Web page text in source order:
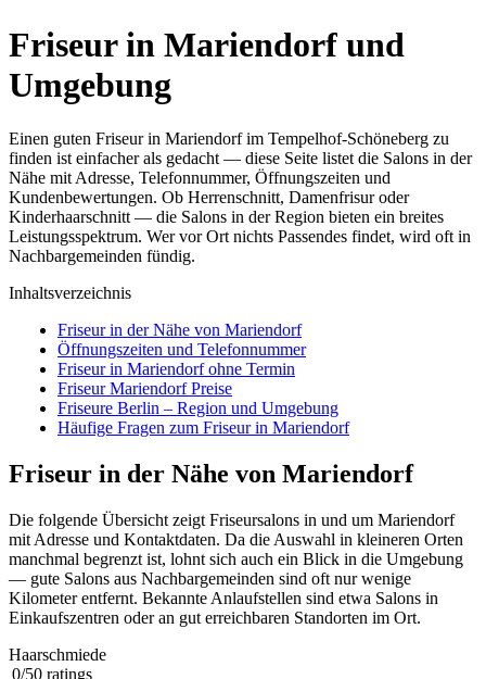
Friseur in Mariendorf und
Umgebung
Einen guten Friseur in Mariendorf im Tempelhof-Schöneberg zu
finden ist einfacher als gedacht — diese Seite listet die Salons in der
Nähe mit Adresse, Telefonnummer, Öffnungszeiten und
Kundenbewertungen. Ob Herrenschnitt, Damenfrisur oder
Kinderhaarschnitt — die Salons in der Region bieten ein breites
Leistungsspektrum. Wer vor Ort nichts Passendes findet, wird oft in
Nachbargemeinden fündig.
Inhaltsverzeichnis
Friseur in der Nähe von Mariendorf
Öffnungszeiten und Telefonnummer
Friseur in Mariendorf ohne Termin
Friseur Mariendorf Preise
Friseure Berlin – Region und Umgebung
Häufige Fragen zum Friseur in Mariendorf
Friseur in der Nähe von Mariendorf
Die folgende Übersicht zeigt Friseursalons in und um Mariendorf
mit Adresse und Kontaktdaten. Da die Auswahl in kleineren Orten
manchmal begrenzt ist, lohnt sich auch ein Blick in die Umgebung
— gute Salons aus Nachbargemeinden sind oft nur wenige
Kilometer entfernt. Bekannte Anlaufstellen sind etwa Salons in
Einkaufszentren oder an gut erreichbaren Standorten im Ort.
Haarschmiede
0/50 ratings